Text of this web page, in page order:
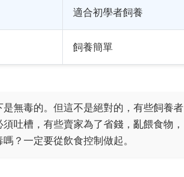
適合初學者飼養
飼養簡單
無毒的。但這不是絕對的，有些飼養者
吐槽，有些賣家為了省錢，亂餵食物，
？一定要從飲食控制做起。